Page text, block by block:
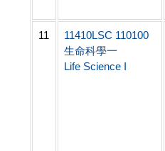
11
11410LSC 110100
生命科學一
Life Science I